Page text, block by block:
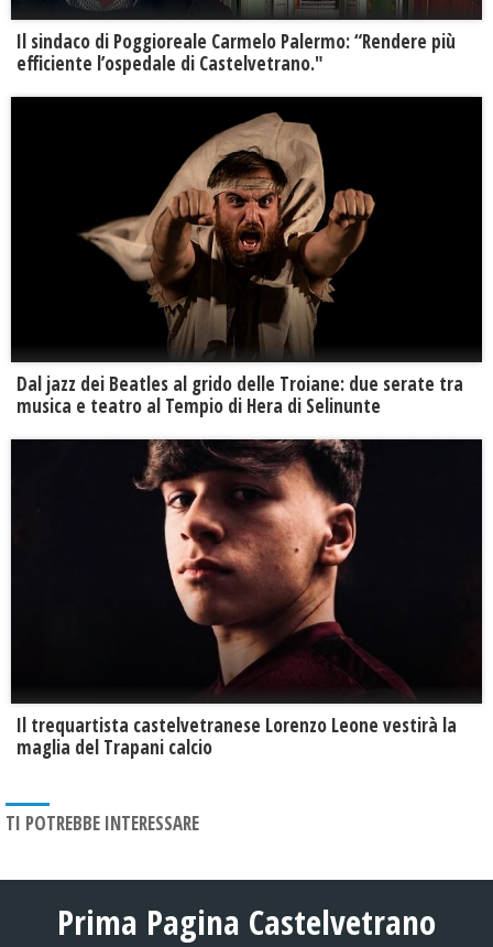
Il sindaco di Poggioreale Carmelo Palermo: “Rendere più
efficiente l’ospedale di Castelvetrano."
Dal jazz dei Beatles al grido delle Troiane: due serate tra
musica e teatro al Tempio di Hera di Selinunte
Il trequartista castelvetranese Lorenzo Leone vestirà la
maglia del Trapani calcio
TI POTREBBE INTERESSARE
Prima Pagina Castelvetrano